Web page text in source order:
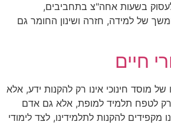
בשעות אחה"צ בתחביבים,
של למידה, חזרה ושינון החומר גם
חיים
של מוסד חינוכי אינו רק להקנות ידע, אלא
רק לטפח תלמיד למופת, אלא גם אדם
מקפידים להקנות לתלמידינו, לצד לימודי